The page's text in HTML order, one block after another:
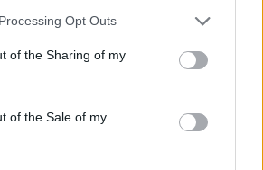
Opt Outs
of the Sharing of my
of the Sale of my
- komplet